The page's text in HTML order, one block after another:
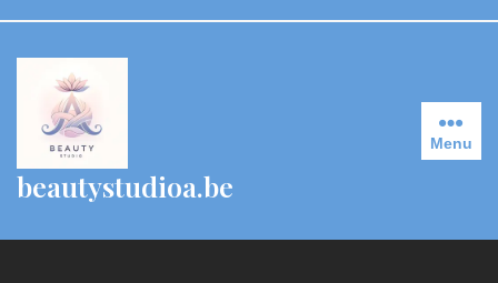
content
beautystudioa.be
Menu